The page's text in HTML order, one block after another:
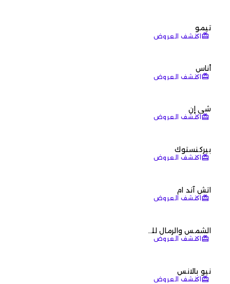
تيمو
redeemاكتشف العروض
أناس
redeemاكتشف العروض
شي إن
redeem اكتشف العروض
بيركنستوك
redeem اكتشف العروض
اتش آند ام
redeem اكتشف العروض
الشمس والرمال للرياضة
redeem اكتشف العروض
نيو بالانس
redeem اكتشف العروض